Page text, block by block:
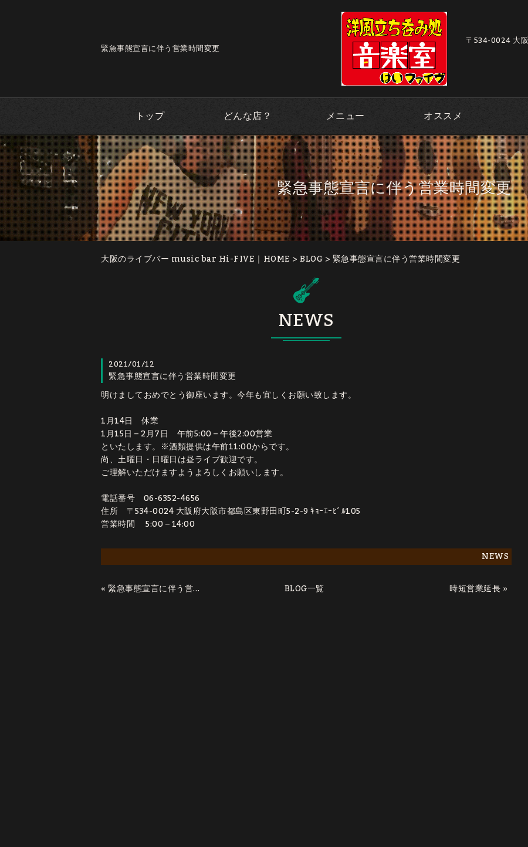
緊急事態宣言に伴う営業時間変更
〒534-0024 大
トップ どんな店？ メニュー オススメ
緊急事態宣言に伴う営業時間変更
大阪のライブバー music bar Hi-FIVE｜HOME >BLOG> 緊急事態宣言に伴う営業時間変更
NEWS
2021/01/12
緊急事態宣言に伴う営業時間変更
明けましておめでとう御座います。今年も宜しくお願い致します。
1月14日 休業
1月15日 – 2月7日 午前5:00 – 午後2:00営業
といたします。※酒類提供は午前11:00からです。
尚、土曜日・日曜日は昼ライブ歓迎です。
ご理解いただけますようよろしくお願いします。
電話番号 06-6352-4656
住所 〒534-0024 大阪府大阪市都島区東野田町5-2-9 ｷｮｰｴｰﾋﾞﾙ105
営業時間 5:00 – 14:00
NEWS
«
緊急事態宣言に伴う営業時間の再変更 BLOG一覧 時短営業延長»